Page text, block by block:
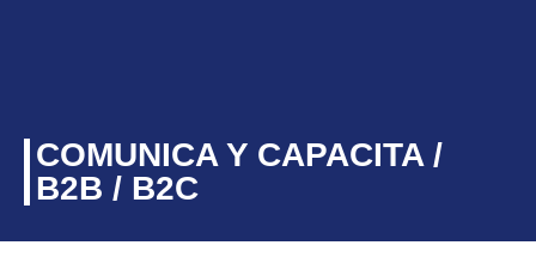
COMUNICA Y CAPACITA /
B2B / B2C